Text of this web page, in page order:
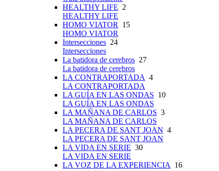
HEALTHY LIFE 2
HEALTHY LIFE
HOMO VIATOR 15
HOMO VIATOR
Intersecciones 24
Intersecciones
La batidora de cerebros 27
La batidora de cerebros
LA CONTRAPORTADA 4
LA CONTRAPORTADA
LA GUÍA EN LAS ONDAS 10
LA GUÍA EN LAS ONDAS
LA MAÑANA DE CARLOS 3
LA MAÑANA DE CARLOS
LA PECERA DE SANT JOAN 4
LA PECERA DE SANT JOAN
LA VIDA EN SERIE 30
LA VIDA EN SERIE
LA VOZ DE LA EXPERIENCIA 16